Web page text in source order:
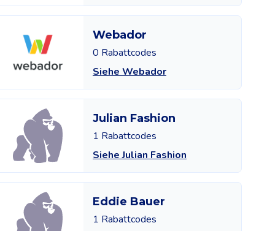
Webador
0 Rabattcodes
Siehe Webador
Julian Fashion
1 Rabattcodes
Siehe Julian Fashion
Eddie Bauer
1 Rabattcodes